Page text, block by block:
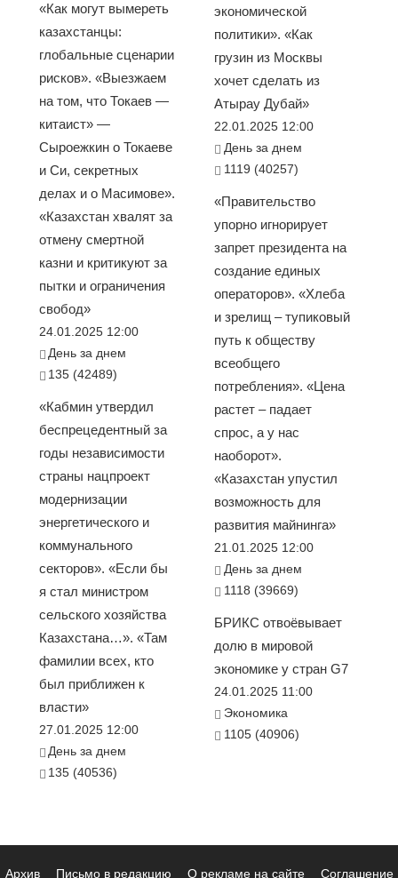
«Как могут вымереть
казахстанцы:
глобальные сценарии
рисков». «Выезжаем
на том, что Токаев —
китаист» —
Сыроежкин о Токаеве
и Си, секретных
делах и о Масимове».
«Казахстан хвалят за
отмену смертной
казни и критикуют за
пытки и ограничения
свобод»
24.01.2025 12:00
День за днем
135 (42489)
«Кабмин утвердил
беспрецедентный за
годы независимости
страны нацпроект
модернизации
энергетического и
коммунального
секторов». «Если бы
я стал министром
сельского хозяйства
Казахстана…». «Там
фамилии всех, кто
был приближен к
власти»
27.01.2025 12:00
День за днем
135 (40536)
экономической
политики». «Как
грузин из Москвы
хочет сделать из
Атырау Дубай»
22.01.2025 12:00
День за днем
1119 (40257)
«Правительство
упорно игнорирует
запрет президента на
создание единых
операторов». «Хлеба
и зрелищ – тупиковый
путь к обществу
всеобщего
потребления». «Цена
растет – падает
спрос, а у нас
наоборот».
«Казахстан упустил
возможность для
развития майнинга»
21.01.2025 12:00
День за днем
1118 (39669)
БРИКС отвоёвывает
долю в мировой
экономике у стран G7
24.01.2025 11:00
Экономика
1105 (40906)
Архив Письмо в редакцию О рекламе на сайте Соглашение